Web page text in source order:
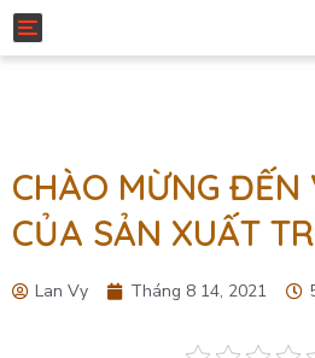
Toggle navigation
CHÀO MỪNG ĐẾN
CỦA SẢN XUẤT
Lan Vy Tháng 8 14, 2021